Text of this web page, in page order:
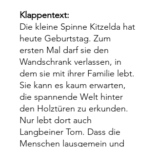
Klappentext:
Die kleine Spinne Kitzelda hat
heute Geburtstag. Zum
ersten Mal darf sie den
Wandschrank verlassen, in
dem sie mit ihrer Familie lebt.
Sie kann es kaum erwarten,
die spannende Welt hinter
den Holztüren zu erkunden.
Nur lebt dort auch
Langbeiner Tom. Dass die
Menschen lausgemein und